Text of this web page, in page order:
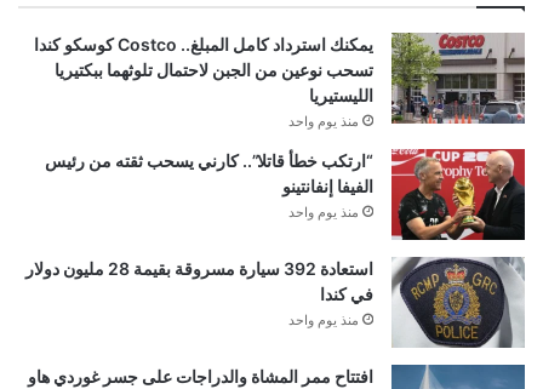
يمكنك استرداد كامل المبلغ.. Costco كوسكو كندا
تسحب نوعين من الجبن لاحتمال تلوثهما ببكتيريا
الليستيريا
منذ يوم واحد
“ارتكب خطأ قاتلا”.. كارني يسحب ثقته من رئيس
الفيفا إنفانتينو
منذ يوم واحد
استعادة 392 سيارة مسروقة بقيمة 28 مليون دولار
في كندا
منذ يوم واحد
افتتاح ممر المشاة والدراجات على جسر غوردي هاو